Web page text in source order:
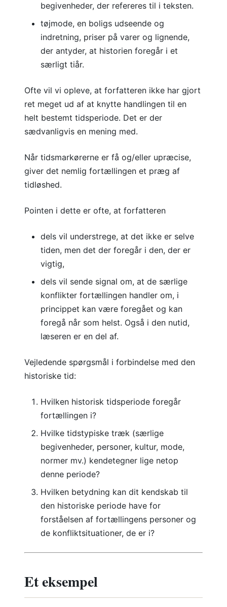
begivenheder, der refereres til i teksten.
tøjmode, en boligs udseende og
indretning, priser på varer og lignende,
der antyder, at historien foregår i et
særligt tiår.
Ofte vil vi opleve, at forfatteren ikke har gjort
ret meget ud af at knytte handlingen til en
helt bestemt tidsperiode. Det er der
sædvanligvis en mening med.
Når tidsmarkørerne er få og/eller upræcise,
giver det nemlig fortællingen et præg af
tidløshed.
Pointen i dette er ofte, at forfatteren
dels vil understrege, at det ikke er selve
tiden, men det der foregår i den, der er
vigtig,
dels vil sende signal om, at de særlige
konflikter fortællingen handler om, i
princippet kan være foregået og kan
foregå når som helst. Også i den nutid,
læseren er en del af.
Vejledende spørgsmål i forbindelse med den
historiske tid:
Hvilken historisk tidsperiode foregår
fortællingen i?
Hvilke tidstypiske træk (særlige
begivenheder, personer, kultur, mode,
normer mv.) kendetegner lige netop
denne periode?
Hvilken betydning kan dit kendskab til
den historiske periode have for
forståelsen af fortællingens personer og
de konfliktsituationer, de er i?
Et eksempel